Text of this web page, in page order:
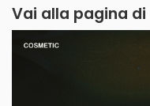
Vai alla pagina di